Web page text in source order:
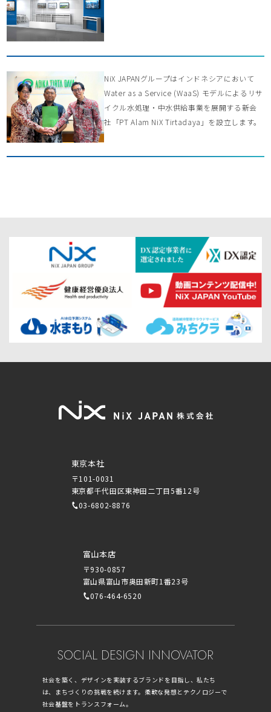
NiX JAPANグループはインドネシアにおいて
Water as a Service (WaaS) モデルによるリサ
イクル水処理・中水供給事業を展開する新会
社「PT Alam NiX Tirtadaya」を設立します。
東京本社
〒101-0031
東京都千代田区東神田二丁目5番12号
03-6802-8876
富山本店
〒930-0857
富山県富山市奥田新町1番23号
076-464-6520
SOCIAL DESIGN INNOVATOR
社会を築く、デザインを実装するブランドを目指し、私たち
は、まちづくりの挑戦を続けます。柔軟な発想とテクノロジーで
社会基盤をトランスフォーム。